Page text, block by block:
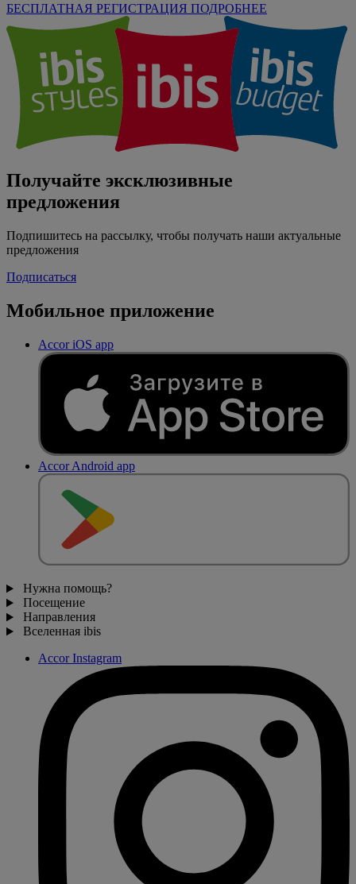
БЕСПЛАТНАЯ РЕГИСТРАЦИЯ ПОДРОБНЕЕ
Получайте эксклюзивные
предложения
Подпишитесь на рассылку, чтобы получать наши актуальные
предложения
Подписаться
Мобильное приложение
Accor iOS app
Accor Android app
Нужна помощь?
Посещение
Направления
Вселенная ibis
Accor Instagram